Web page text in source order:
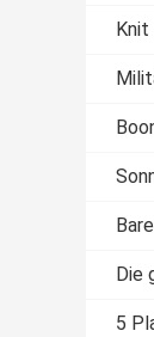
Die
5